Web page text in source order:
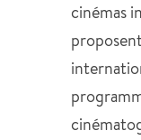
cinémas